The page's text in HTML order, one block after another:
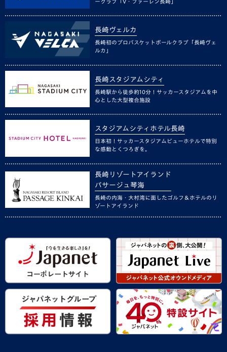
ークラブ「V・ファーレン長崎」
長崎ヴェルカ
長崎初のプロバスケットボールクラブ「長崎ヴェ
ルカ」
長崎スタジアムシティ
長崎駅から徒歩約10分！サッカースタジアムを中
心とした大型複合施設
スタジアムシティホテル長崎
日本初！サッカースタジアムビューホテルで特別
な感動とくつろぎを。
長崎リゾートアイランド
パサージュ琴海
長崎の内海・大村湾に面したゴルフ＆ホテルのリ
ゾートアイランド